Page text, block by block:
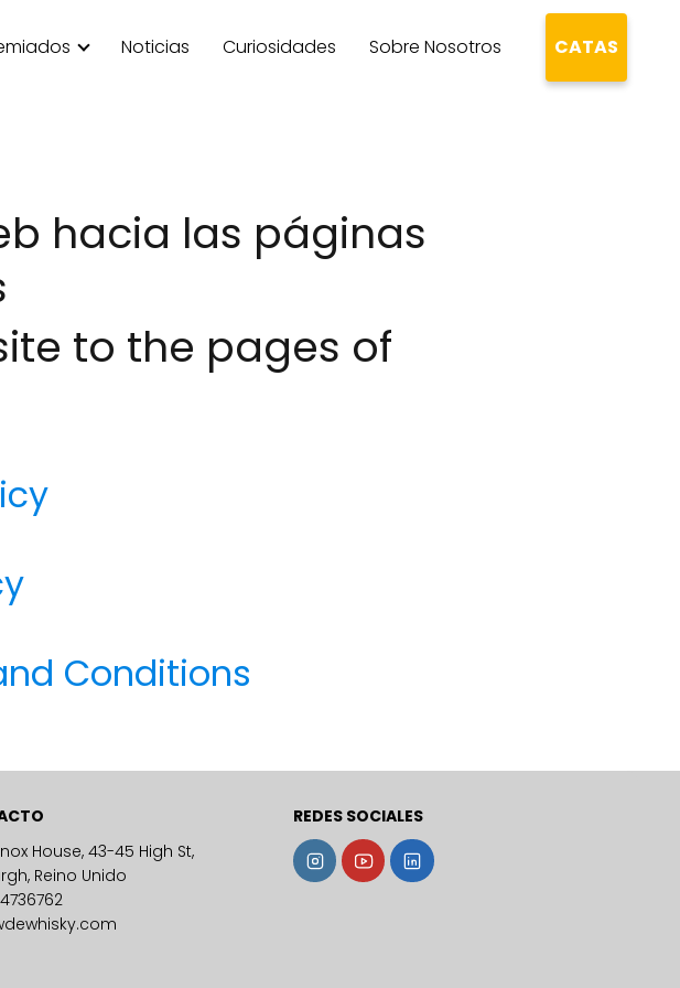
Noticias Curiosidades Sobre Nosotros CATAS
hacia las páginas
to the pages of
Conditions
House, 43-45 High St,
Reino Unido
REDES SOCIALES